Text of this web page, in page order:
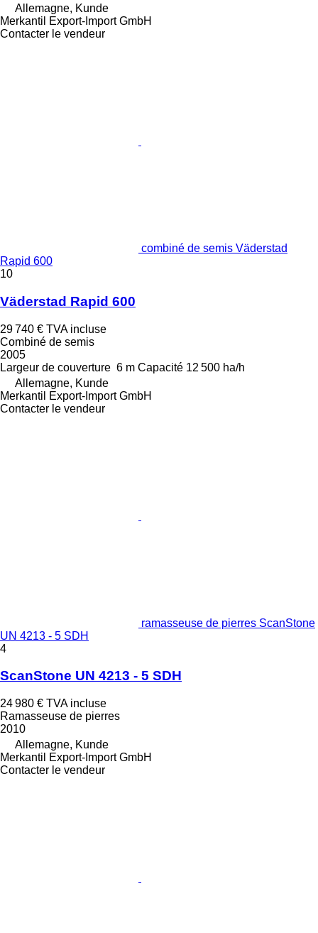
Allemagne, Kunde
Merkantil Export-Import GmbH
Contacter le vendeur
combiné de semis Väderstad
Rapid 600
10
Väderstad Rapid 600
29 740 € TVA incluse
Combiné de semis
2005
Largeur de couverture 6 m Capacité 12 500 ha/h
Allemagne, Kunde
Merkantil Export-Import GmbH
Contacter le vendeur
ramasseuse de pierres ScanStone
UN 4213 - 5 SDH
4
ScanStone UN 4213 - 5 SDH
24 980 € TVA incluse
Ramasseuse de pierres
2010
Allemagne, Kunde
Merkantil Export-Import GmbH
Contacter le vendeur